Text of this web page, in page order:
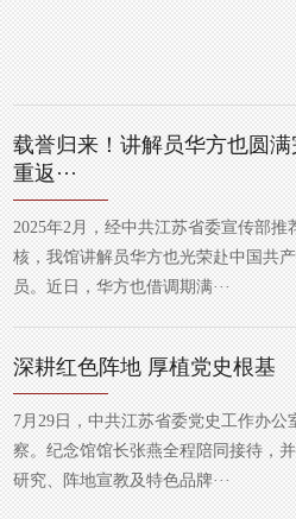
载誉归来！讲解员华方也圆
重返···
2025年2月，经中共江苏省委宣传部
核，我馆讲解员华方也光荣赴中国共
员。近日，华方也借调期满···
深耕红色阵地 厚植党史根基
7月29日，中共江苏省委党史工作办
察。纪念馆馆长张燕全程陪同接待，
研究、阵地宣教及特色品牌···